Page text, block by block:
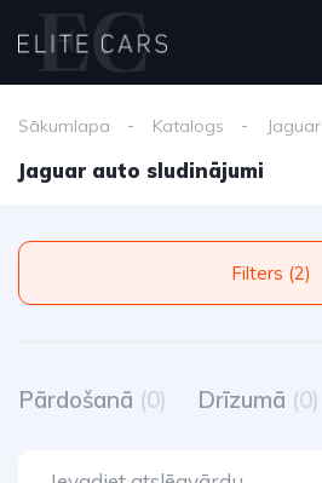
Sākumlapa Katalogs Jaguar
Jaguar auto sludinājumi
Filters (2)
Pārdošanā (0) Drīzumā (0)